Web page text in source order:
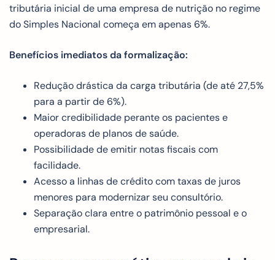
tributária inicial de uma empresa de nutrição no regime
do Simples Nacional começa em apenas 6%.
Benefícios imediatos da formalização:
Redução drástica da carga tributária (de até 27,5%
para a partir de 6%).
Maior credibilidade perante os pacientes e
operadoras de planos de saúde.
Possibilidade de emitir notas fiscais com
facilidade.
Acesso a linhas de crédito com taxas de juros
menores para modernizar seu consultório.
Separação clara entre o patrimônio pessoal e o
empresarial.